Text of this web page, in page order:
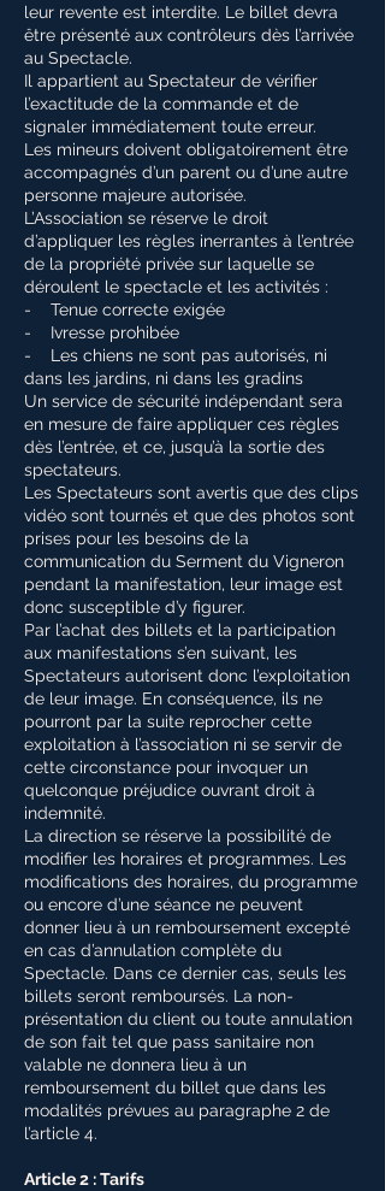
leur revente est interdite. Le billet devra
être présenté aux contrôleurs dès l’arrivée
au Spectacle.
Il appartient au Spectateur de vérifier
l’exactitude de la commande et de
signaler immédiatement toute erreur.
Les mineurs doivent obligatoirement être
accompagnés d’un parent ou d’une autre
personne majeure autorisée.
L’Association se réserve le droit
d’appliquer les règles inerrantes à l’entrée
de la propriété privée sur laquelle se
déroulent le spectacle et les activités :
- Tenue correcte exigée
- Ivresse prohibée
- Les chiens ne sont pas autorisés, ni
dans les jardins, ni dans les gradins
Un service de sécurité indépendant sera
en mesure de faire appliquer ces règles
dès l’entrée, et ce, jusqu’à la sortie des
spectateurs.
Les Spectateurs sont avertis que des clips
vidéo sont tournés et que des photos sont
prises pour les besoins de la
communication du Serment du Vigneron
pendant la manifestation, leur image est
donc susceptible d’y figurer.
Par l’achat des billets et la participation
aux manifestations s’en suivant, les
Spectateurs autorisent donc l’exploitation
de leur image. En conséquence, ils ne
pourront par la suite reprocher cette
exploitation à l’association ni se servir de
cette circonstance pour invoquer un
quelconque préjudice ouvrant droit à
indemnité.
La direction se réserve la possibilité de
modifier les horaires et programmes. Les
modifications des horaires, du programme
ou encore d’une séance ne peuvent
donner lieu à un remboursement excepté
en cas d’annulation complète du
Spectacle. Dans ce dernier cas, seuls les
billets seront remboursés. La non-
présentation du client ou toute annulation
de son fait tel que pass sanitaire non
valable ne donnera lieu à un
remboursement du billet que dans les
modalités prévues au paragraphe 2 de
l’article 4.
Article 2 : Tarifs